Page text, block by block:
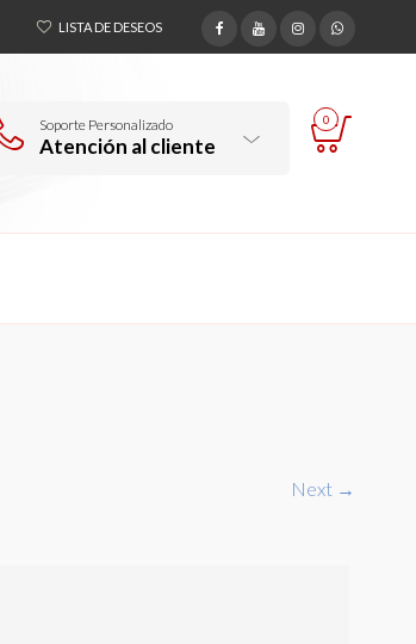
LISTA DE DESEOS
Soporte Personalizado
Atención al cliente
0
Next →